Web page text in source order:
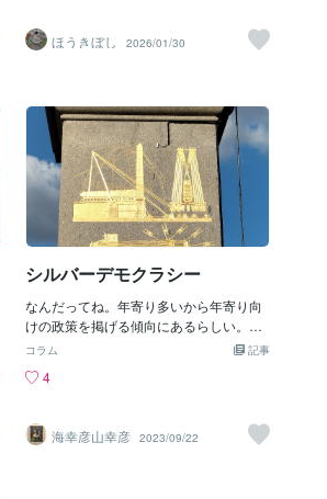
あたり3万円に迫る勢いで、誰もが「まだ
上がる」と期待していました。ところ
上げた利益を吹き飛ばすような猛烈な売
りが浴びせられ、市場はパニックに陥り
ました。ここでもirisはちゃんと取れてお
りました（正直なところトレードをして
いる余裕がなかったので、取れた人おめ
でとうございます、というところです）
ボラが高まるとトレンドの追従性が強く
なります。トレンドフォローが有効な戦
略といえます。
ほうきぼし 2026/01/30
シルバーデモクラシー
なんだってね。年寄り多いから年寄り向
けの政策を掲げる傾向にあるらしい。シ
ルバーにどっぷり漬かっている我が身と
るし。若い年齢層のモチベーションもな
挙の一票に年代によって重みをつける位
の思いっきりもあってもいいと思うけ
記事
コラム
4
海幸彦山幸彦 2023/09/22